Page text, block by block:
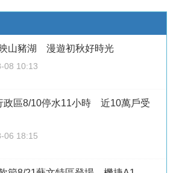
映山豬湖 漫遊初秋好時光
08 10:13
政區8/10停水11小時 近10萬戶受
06 18:15